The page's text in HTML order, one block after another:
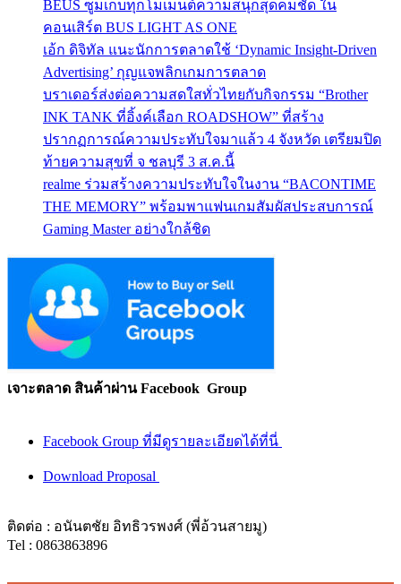
BEUS ซูมเก็บทุกโมเมนต์ความสนุกสุดคมชัด ใน
คอนเสิร์ต BUS LIGHT AS ONE
เอ้ก ดิจิทัล แนะนักการตลาดใช้ ‘Dynamic Insight-Driven
Advertising’ กุญแจพลิกเกมการตลาด
บราเดอร์ส่งต่อความสดใสทั่วไทยกับกิจกรรม “Brother
INK TANK ที่อิ้งค์เลือก ROADSHOW” ที่สร้าง
ปรากฏการณ์ความประทับใจมาแล้ว 4 จังหวัด เตรียมปิด
ท้ายความสุขที่ จ ชลบุรี 3 ส.ค.นี้
realme ร่วมสร้างความประทับใจในงาน “BACONTIME
THE MEMORY” พร้อมพาแฟนเกมสัมผัสประสบการณ์
Gaming Master อย่างใกล้ชิด
เจาะตลาด สินค้าผ่าน Facebook Group
Facebook Group ที่มีดูรายละเอียดได้ที่นี่
Download Proposal
ติดต่อ : อนันตชัย อิทธิวรพงศ์ (พี่อ้วนสายมู)
Tel : 0863863896